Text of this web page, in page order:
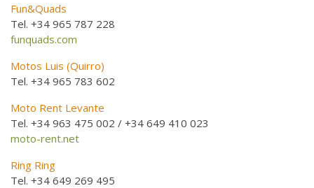
Fun&Quads
Tel. +34 965 787 228
funquads.com
Motos Luis (Quirro)
Tel. +34 965 783 602
Moto Rent Levante
Tel. +34 963 475 002 / +34 649 410 023
moto-rent.net
Ring Ring
Tel. +34 649 269 495